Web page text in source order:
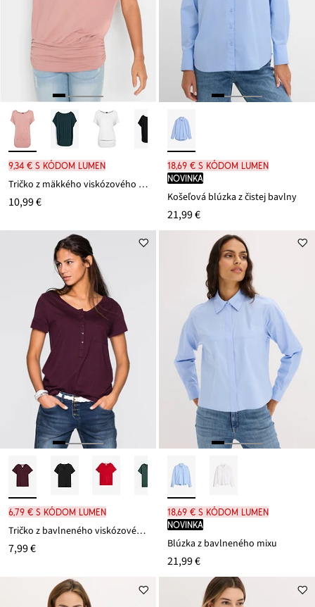
9,34 € s kódom LUMEN
Tričko z mäkkého viskózového mixu
10,99 €
18,69 € s kódom LUMEN
novinka
Košeľová blúzka z čistej bavlny
21,99 €
6,79 € s kódom LUMEN
Tričko z bavlneného viskózového mixu
7,99 €
18,69 € s kódom LUMEN
novinka
Blúzka z bavlneného mixu
21,99 €